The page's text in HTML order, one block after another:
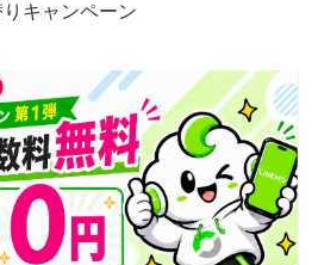
キャンペーン